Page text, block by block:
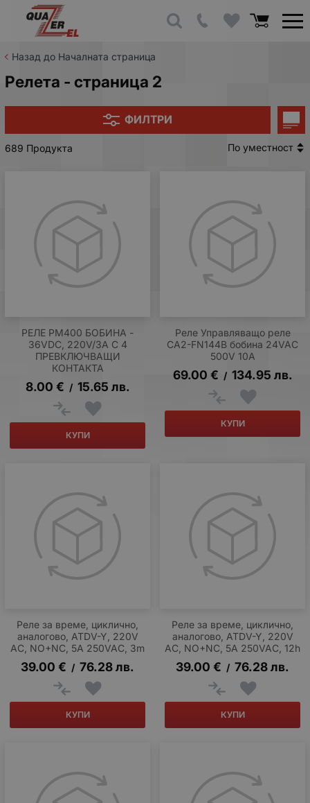
Назад до Началната страница
Релета - страница 2
ФИЛТРИ
689 Продукта По уместност
РЕЛЕ РМ400 БОБИНА -
36VDC, 220V/3A С 4
ПРЕВКЛЮЧВАЩИ
КОНТАКТА
8.00 € / 15.65 лв.
КУПИ
Реле Управляващо реле
CA2-FN144B бобина 24VAC
500V 10A
69.00 € / 134.95 лв.
КУПИ
Реле за време, циклично,
аналогово, ATDV-Y, 220V
AC, NO+NC, 5A 250VAC, 3m
39.00 € / 76.28лв.
КУПИ
Реле за време, циклично,
аналогово, ATDV-Y, 220V
AC, NO+NC, 5A 250VAC, 12h
39.00 € / 76.28лв.
КУПИ